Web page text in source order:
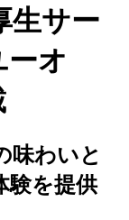
生サー
オ
味わいと
験を提供